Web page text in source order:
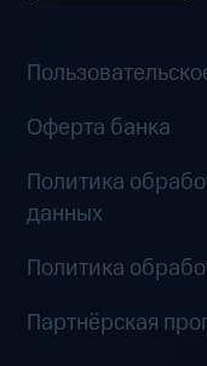
Оферта банка
Политика
данных
Политика
Партнёрская